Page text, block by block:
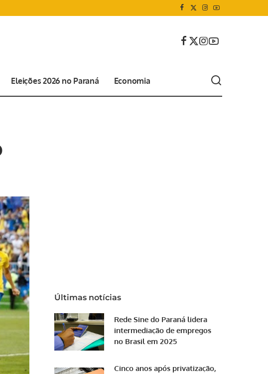
Eleições 2026 no Paraná Economia
Últimas notícias
Rede Sine do Paraná lidera
intermediação de empregos
no Brasil em 2025
Cinco anos após privatização,